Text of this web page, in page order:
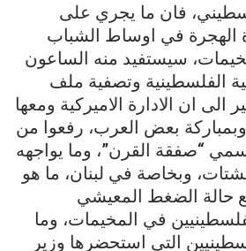
فان ما يجري على
الهجرة في اوساط الشباب
سيستفيد منه الساعون
الفلسطينية وتصفية ملف
الى ان الادارة الاميركية ومعها
وبمباركة بعض العرب، رفعوا من
“صفقة القرن”، وما يواجهه
وبخاصة في لبنان، ما هو
حالة الضغط المعيشي
في المخيمات، وما
التي استحضرها وزير